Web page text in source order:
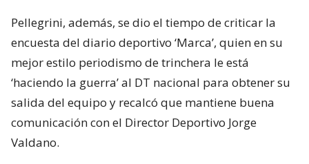
Pellegrini, además, se dio el tiempo de criticar la
encuesta del diario deportivo ‘Marca’, quien en su
mejor estilo periodismo de trinchera le está
‘haciendo la guerra’ al DT nacional para obtener su
salida del equipo y recalcó que mantiene buena
comunicación con el Director Deportivo Jorge
Valdano.